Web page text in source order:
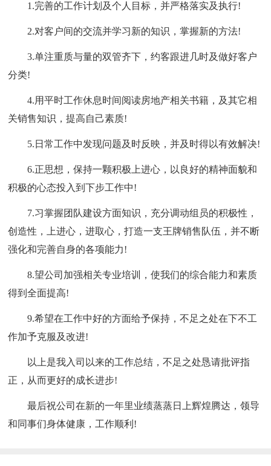
1.完善的工作计划及个人目标，并严格落实及执行!
2.对客户间的交流并学习新的知识，掌握新的方法!
3.单注重质与量的双管齐下，约客跟进几时及做好客户
分类!
4.用平时工作休息时间阅读房地产相关书籍，及其它相
关销售知识，提高自己素质!
5.日常工作中发现问题及时反映，并及时得以有效解决!
6.正思想，保持一颗积极上进心，以良好的精神面貌和
积极的心态投入到下步工作中!
7.习掌握团队建设方面知识，充分调动组员的积极性，
创造性，上进心，进取心，打造一支王牌销售队伍，并不断
强化和完善自身的各项能力!
8.望公司加强相关专业培训，使我们的综合能力和素质
得到全面提高!
9.希望在工作中好的方面给予保持，不足之处在下不工
作加予克服及改进!
以上是我入司以来的工作总结，不足之处恳请批评指
正，从而更好的成长进步!
最后祝公司在新的一年里业绩蒸蒸日上辉煌腾达，领导
和同事们身体健康，工作顺利!